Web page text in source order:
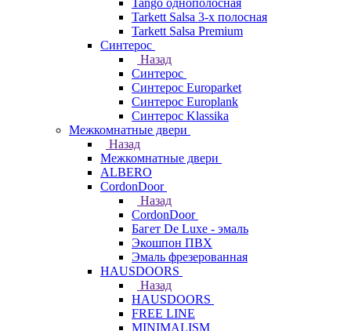
Tango однополосная
Tarkett Salsa 3-х полосная
Tarkett Salsa Premium
Синтерос
Назад
Синтерос
Синтерос Europarket
Синтерос Europlank
Синтерос Klassika
Межкомнатные двери
Назад
Межкомнатные двери
ALBERO
CordonDoor
Назад
CordonDoor
Багет De Luxe - эмаль
Экошпон ПВХ
Эмаль фрезерованная
HAUSDOORS
Назад
HAUSDOORS
FREE LINE
MINIMALISM